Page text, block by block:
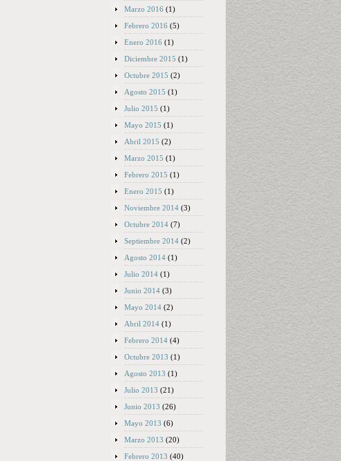
Marzo 2016 (1)
Febrero 2016 (5)
Enero 2016 (1)
Diciembre 2015 (1)
Octubre 2015 (2)
Agosto 2015 (1)
Julio 2015 (1)
Mayo 2015 (1)
Abril 2015 (2)
Marzo 2015 (1)
Febrero 2015 (1)
Enero 2015 (1)
Noviembre 2014 (3)
Octubre 2014 (7)
Septiembre 2014 (2)
Agosto 2014 (1)
Julio 2014 (1)
Junio 2014 (3)
Mayo 2014 (2)
Abril 2014 (1)
Febrero 2014 (4)
Octubre 2013 (1)
Agosto 2013 (1)
Julio 2013 (21)
Junio 2013 (26)
Mayo 2013 (6)
Marzo 2013 (20)
Febrero 2013 (40)